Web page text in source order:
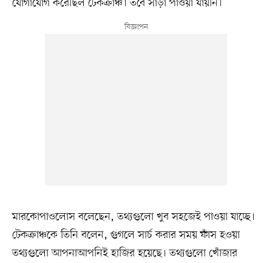
যোগাযোগ করেছিল টেকক্রাঞ্চ। তবে সাড়া পাওয়া যায়নি।
মারকোপাওলোস বলেছেন, তথ্যগুলো খুব সহজেই পাওয়া যাচ্ছে।
টেকক্রাঞ্চকে তিনি বলেন, গুগলে সার্চ করার সময় ফাঁস হওয়া
তথ্যগুলো আপনাআপনিই হাজির হয়েছে। তথ্যগুলো খোঁজার